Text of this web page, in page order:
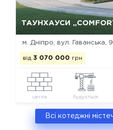
ТАУНХАУСИ
м. Дніпро, вул. Гаванська, 9
від 3 070 000 грн
цегла будується
Так,
Всі котеджні